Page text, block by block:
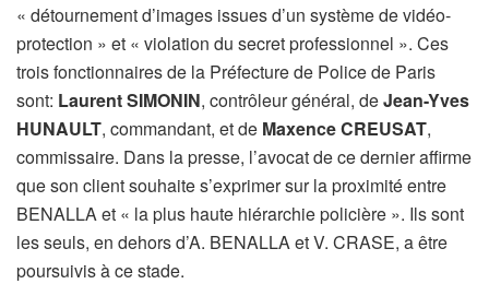
« détournement d’images issues d’un système de vidéo-
protection » et « violation du secret professionnel ». Ces
trois fonctionnaires de la Préfecture de Police de Paris
sont: Laurent SIMONIN, contrôleur général, deJean-Yves
HUNAULT, commandant, et de Maxence CREUSAT,
commissaire. Dans la presse, l’avocat de ce dernier affirme
que son client souhaite s’exprimer sur la proximité entre
BENALLA et « la plus haute hiérarchie policière ». Ils sont
les seuls, en dehors d’A. BENALLA et V. CRASE, a être
poursuivis à ce stade.